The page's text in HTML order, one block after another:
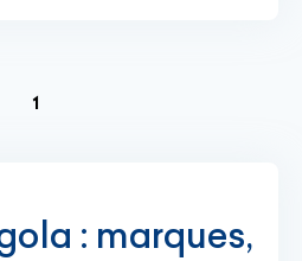
1
: marques,